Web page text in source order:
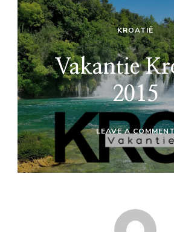
KROATIË
Vakantie
2015
LEAVE A